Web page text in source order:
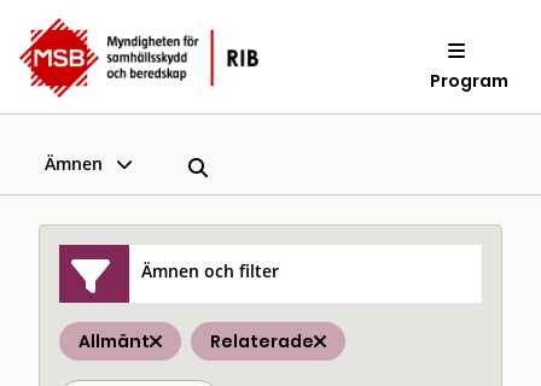
Program
Ämnen
Ämnen och filter
Allmänt Relaterade